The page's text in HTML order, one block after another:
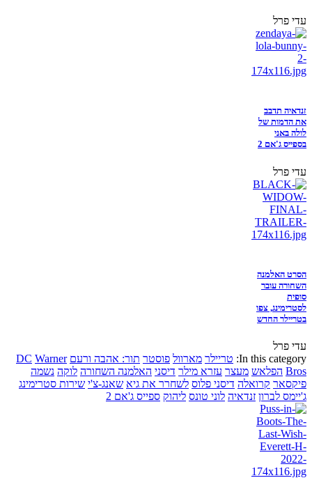
עדי פרל
זנדאיה תדבב
את הדמות של
לולה באני
בספייס ג'אם 2
עדי פרל
הסרט האלמנה
השחורה עובר
סופית
לסטרימינג, צפו
בטריילר החדש
עדי פרל
In this category: טריילר מארוול פוסטר תור: אהבה ורעם DC Warner
Bros הפלאש מעצר עזרא מילר דיסני האלמנה השחורה לוקה נשמה
פיקסאר קרואלה דיסני פלוס לשחרר את גיא שאנג-צ'י שירות סטרימינג
ג'יימס לברון זנדאיה לוני טונס ליהוק ספייס ג'אם 2